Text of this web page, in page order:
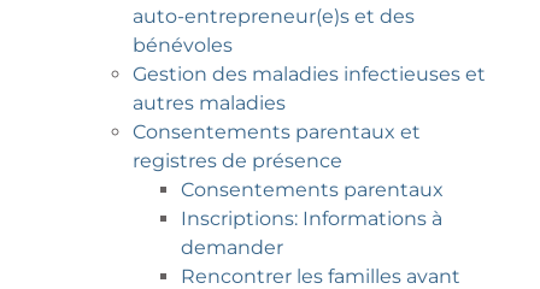
auto-entrepreneur(e)s et des
bénévoles
Gestion des maladies infectieuses et
autres maladies
Consentements parentaux et
registres de présence
Consentements parentaux
Inscriptions: Informations à
demander
Rencontrer les familles avant